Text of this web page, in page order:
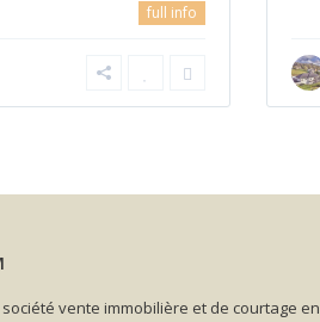
full info
vente immobilière et de courtage en